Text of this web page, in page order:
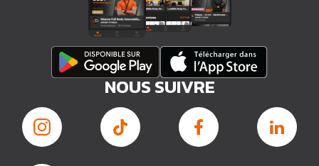
NOUS SUIVRE